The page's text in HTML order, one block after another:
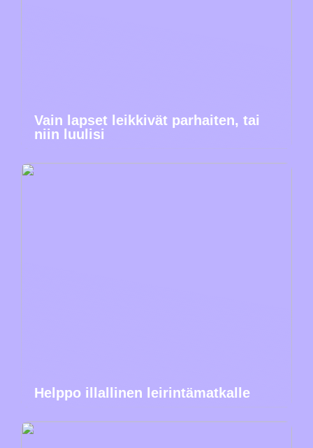
Vain lapset leikkivät parhaiten, tai
niin luulisi
Helppo illallinen leirintämatkalle